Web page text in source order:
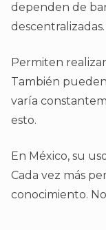
dependen de
Permiten
También
varía
esto.
En México, su
Cada vez más
conocimiento.